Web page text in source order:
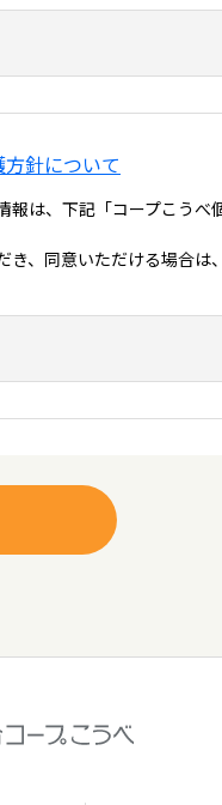
針について
報は、下記「コープこうべ
き、同意いただける場合は